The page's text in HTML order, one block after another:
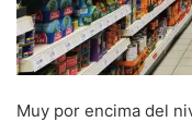
Muy por encima del